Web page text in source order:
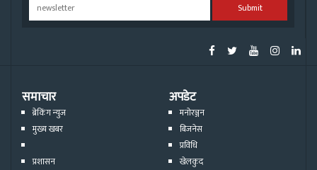
Submit
समाचार
ब्रेकिंग न्युज
मुख्य खबर
प्रशासन
अपडेट
मनोरञ्जन
बिजनेस
प्रविधि
खेलकुद